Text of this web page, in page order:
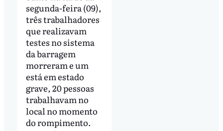
segunda-feira (09),
três trabalhadores
que realizavam
testes no sistema
da barragem
morreram e um
está em estado
grave, 20 pessoas
trabalhavam no
local no momento
do rompimento.